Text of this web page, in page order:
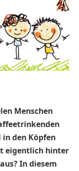
Menschen
den Köpfen
eigentlich hinter
In diesem